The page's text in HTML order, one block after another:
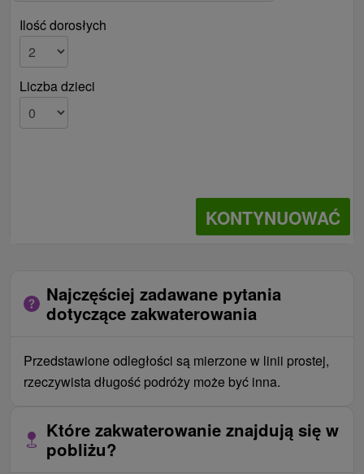
Ilość dorosłych
Liczba dzieci
KONTYNUOWAĆ
Najczęściej zadawane pytania
dotyczące zakwaterowania
Przedstawione odległości są mierzone w linii prostej,
rzeczywista długość podróży może być inna.
Które zakwaterowanie znajdują się w
pobliżu?